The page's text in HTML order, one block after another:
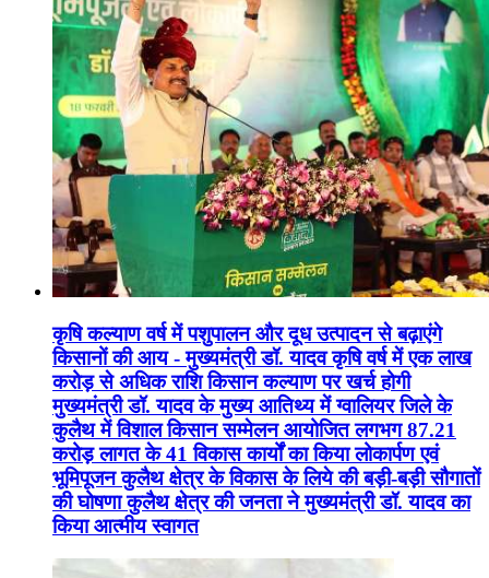
कृषि कल्याण वर्ष में पशुपालन और दूध उत्पादन से बढ़ाएंगे
किसानों की आय - मुख्यमंत्री डॉ. यादव कृषि वर्ष में एक लाख
करोड़ से अधिक राशि किसान कल्याण पर खर्च होगी
मुख्यमंत्री डॉ. यादव के मुख्य आतिथ्य में ग्वालियर जिले के
कुलैथ में विशाल किसान सम्मेलन आयोजित लगभग 87.21
करोड़ लागत के 41 विकास कार्यों का किया लोकार्पण एवं
भूमिपूजन कुलैथ क्षेत्र के विकास के लिये की बड़ी-बड़ी सौगातों
की घोषणा कुलैथ क्षेत्र की जनता ने मुख्यमंत्री डॉ. यादव का
किया आत्मीय स्वागत